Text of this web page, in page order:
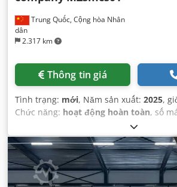
Trung Quốc, Cộng hòa Nhân
dân
2.317 km
Thông tin giá
Tình trạng: mới, Năm sản xuất: 2025,
Chức năng: hoạt động hoàn toàn, số
, loại dòng điện đầu vào:
CE,